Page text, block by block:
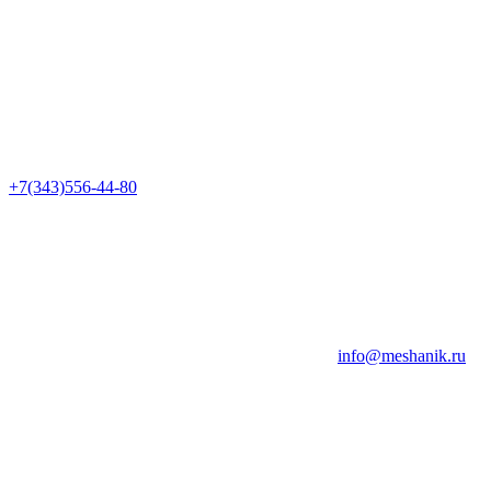
+7(343)556-44-80
info@meshanik.ru